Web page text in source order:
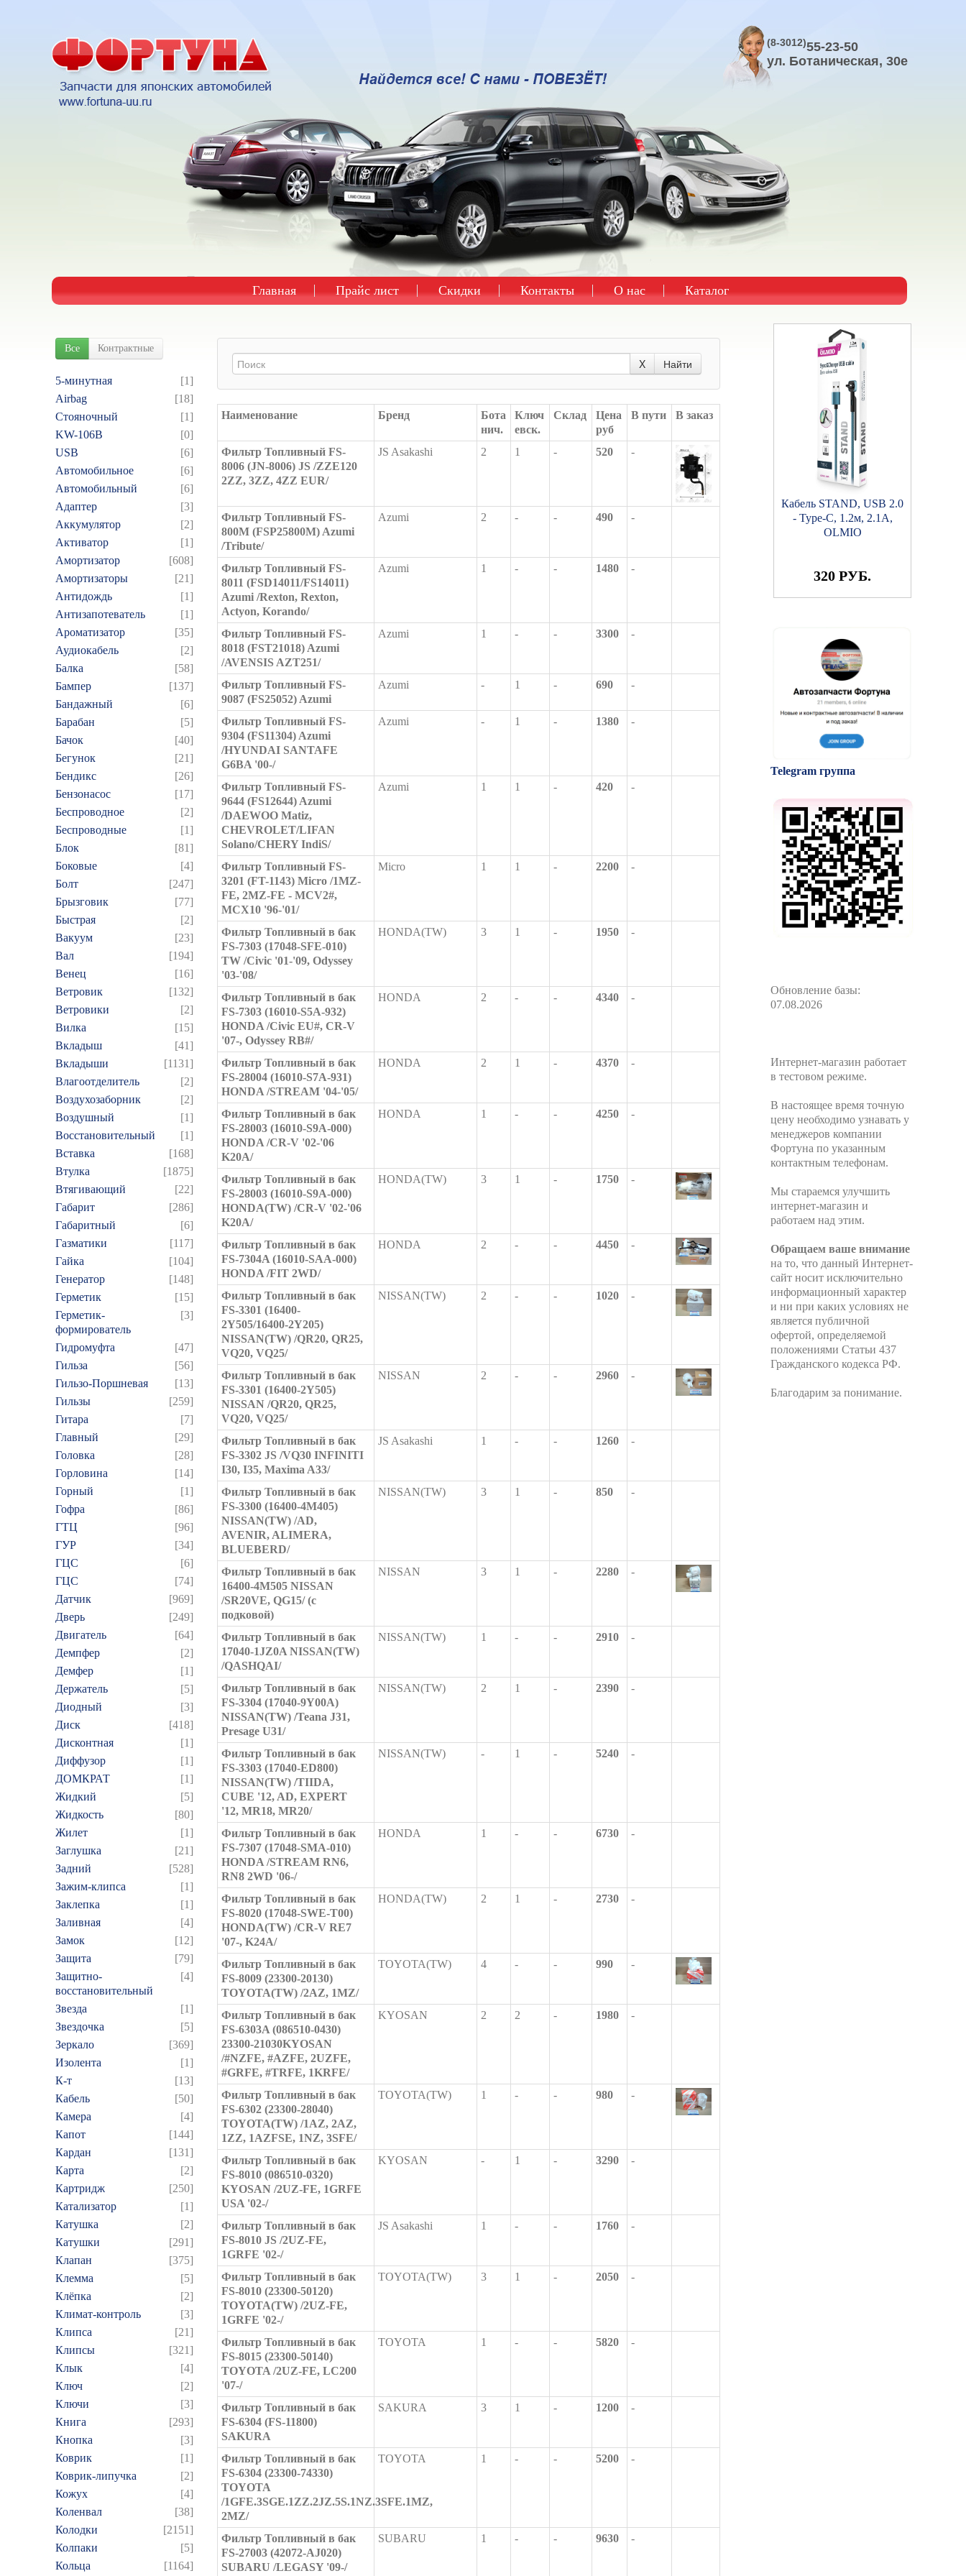
(8-3012)55-23-50
ул. Ботаническая, 30е
Главная Прайс лист Скидки Контакты О нас Каталог
Все Контрактные
5-минутная
[1]
Airbag
[18]
Cтояночный
[1]
KW-106B
[0]
USB
[6]
Автомобильное
[6]
Автомобильный
[6]
Адаптер
[3]
Аккумулятор
[2]
Активатор
[1]
Амортизатор
[608]
Амортизаторы
[21]
Антидождь
[1]
Антизапотеватель
[1]
Ароматизатор
[35]
Аудиокабель
[2]
Балка
[58]
Бампер
[137]
Бандажный
[6]
Барабан
[5]
Бачок
[40]
Бегунок
[21]
Бендикс
[26]
Бензонасос
[17]
Беспроводное
[2]
Беспроводные
[1]
Блок
[81]
Боковые
[4]
Болт
[247]
Брызговик
[77]
Быстрая
[2]
Вакуум
[23]
Вал
[194]
Венец
[16]
Ветровик
[132]
Ветровики
[2]
Вилка
[15]
Вкладыш
[41]
Вкладыши
[1131]
Влагоотделитель
[2]
Воздухозаборник
[2]
Воздушный
[1]
Восстановительный
[1]
Вставка
[168]
Втулка
[1875]
Втягивающий
[22]
Габарит
[286]
Габаритный
[6]
Газматики
[117]
Гайка
[104]
Генератор
[148]
Герметик
[15]
Герметик-
формирователь
[3]
Гидромуфта
[47]
Гильза
[56]
Гильзо-Поршневая
[13]
Гильзы
[259]
Гитара
[7]
Главный
[29]
Головка
[28]
Горловина
[14]
Горный
[1]
Гофра
[86]
ГТЦ
[96]
ГУР
[34]
ГЦC
[6]
ГЦС
[74]
Датчик
[969]
Дверь
[249]
Двигатель
[64]
Демпфер
[2]
Демфер
[1]
Держатель
[5]
Диодный
[3]
Диск
[418]
Дисконтная
[1]
Диффузор
[1]
ДОМКРАТ
[1]
Жидкий
[5]
Жидкость
[80]
Жилет
[1]
Заглушка
[21]
Задний
[528]
Зажим-клипса
[1]
Заклепка
[1]
Заливная
[4]
Замок
[12]
Защита
[79]
Защитно-
восстановительный
[4]
Звезда
[1]
Звездочка
[5]
Зеркало
[369]
Изолента
[1]
К-т
[13]
Кабель
[50]
Камера
[4]
Капот
[144]
Кардан
[131]
Карта
[2]
Картридж
[250]
Катализатор
[1]
Катушка
[2]
Катушки
[291]
Клапан
[375]
Клемма
[5]
Клёпка
[2]
Климат-контроль
[3]
Клипса
[21]
Клипсы
[321]
Клык
[4]
Ключ
[2]
Ключи
[3]
Книга
[293]
Кнопка
[3]
Коврик
[1]
Коврик-липучка
[2]
Кожух
[4]
Коленвал
[38]
Колодки
[2151]
Колпаки
[5]
Кольца
[1164]
X Найти
Наименование Бренд
Бота
нич.
Ключ
евск.
Склад
Цена
руб
В пути В заказ
Фильтр Топливный FS-
8006 (JN-8006) JS /ZZE120
2ZZ, 3ZZ, 4ZZ EUR/
JS Asakashi 2 1 - 520 -
Фильтр Топливный FS-
800M (FSP25800M) Azumi
/Tribute/
Azumi 2 - - 490 -
Фильтр Топливный FS-
8011 (FSD14011/FS14011)
Azumi /Rexton, Rexton,
Actyon, Korando/
Azumi 1 - - 1480 -
Фильтр Топливный FS-
8018 (FST21018) Azumi
/AVENSIS AZT251/
Azumi 1 - - 3300 -
Фильтр Топливный FS-
9087 (FS25052) Azumi
Azumi - 1 - 690 -
Фильтр Топливный FS-
9304 (FS11304) Azumi
/HYUNDAI SANTAFE
G6BA '00-/
Azumi - 1 - 1380 -
Фильтр Топливный FS-
9644 (FS12644) Azumi
/DAEWOO Matiz,
CHEVROLET/LIFAN
Solano/CHERY IndiS/
Azumi 1 1 - 420 -
Фильтр Топливный FS-
3201 (FT-1143) Micro /1MZ-
FE, 2MZ-FE - MCV2#,
MCX10 '96-'01/
Micro 1 1 - 2200 -
Фильтр Топливный в бак
FS-7303 (17048-SFE-010)
TW /Civic '01-'09, Odyssey
'03-'08/
HONDA(TW) 3 1 - 1950 -
Фильтр Топливный в бак
FS-7303 (16010-S5A-932)
HONDA /Civic EU#, CR-V
'07-, Odyssey RB#/
HONDA 2 - - 4340 -
Фильтр Топливный в бак
FS-28004 (16010-S7A-931)
HONDA /STREAM '04-'05/
HONDA 2 1 - 4370 -
Фильтр Топливный в бак
FS-28003 (16010-S9A-000)
HONDA /CR-V '02-'06
K20A/
HONDA 1 - - 4250 -
Фильтр Топливный в бак
FS-28003 (16010-S9A-000)
HONDA(TW) /CR-V '02-'06
K20A/
HONDA(TW) 3 1 - 1750 -
Фильтр Топливный в бак
FS-7304A (16010-SAA-000)
HONDA /FIT 2WD/
HONDA 2 - - 4450 -
Фильтр Топливный в бак
FS-3301 (16400-
2Y505/16400-2Y205)
NISSAN(TW) /QR20, QR25,
VQ20, VQ25/
NISSAN(TW) 2 - - 1020 -
Фильтр Топливный в бак
FS-3301 (16400-2Y505)
NISSAN /QR20, QR25,
VQ20, VQ25/
NISSAN 2 - - 2960 -
Фильтр Топливный в бак
FS-3302 JS /VQ30 INFINITI
I30, I35, Maxima A33/
JS Asakashi 1 - - 1260 -
Фильтр Топливный в бак
FS-3300 (16400-4M405)
NISSAN(TW) /AD,
AVENIR, ALIMERA,
BLUEBERD/
NISSAN(TW) 3 1 - 850 -
Фильтр Топливный в бак
16400-4M505 NISSAN
/SR20VE, QG15/ (с
подковой)
NISSAN 3 1 - 2280 -
Фильтр Топливный в бак
17040-1JZ0A NISSAN(TW)
/QASHQAI/
NISSAN(TW) 1 - - 2910 -
Фильтр Топливный в бак
FS-3304 (17040-9Y00A)
NISSAN(TW) /Teana J31,
Presage U31/
NISSAN(TW) 2 1 - 2390 -
Фильтр Топливный в бак
FS-3303 (17040-ED800)
NISSAN(TW) /TIIDA,
CUBE '12, AD, EXPERT
'12, MR18, MR20/
NISSAN(TW) - 1 - 5240 -
Фильтр Топливный в бак
FS-7307 (17048-SMA-010)
HONDA /STREAM RN6,
RN8 2WD '06-/
HONDA 1 - - 6730 -
Фильтр Топливный в бак
FS-8020 (17048-SWE-T00)
HONDA(TW) /CR-V RE7
'07-, K24A/
HONDA(TW) 2 1 - 2730 -
Фильтр Топливный в бак
FS-8009 (23300-20130)
TOYOTA(TW) /2AZ, 1MZ/
TOYOTA(TW) 4 - - 990 -
Фильтр Топливный в бак
FS-6303A (086510-0430)
23300-21030KYOSAN
/#NZFE, #AZFE, 2UZFE,
#GRFE, #TRFE, 1KRFE/
KYOSAN 2 2 - 1980 -
Фильтр Топливный в бак
FS-6302 (23300-28040)
TOYOTA(TW) /1AZ, 2AZ,
1ZZ, 1AZFSE, 1NZ, 3SFE/
TOYOTA(TW) 1 - - 980 -
Фильтр Топливный в бак
FS-8010 (086510-0320)
KYOSAN /2UZ-FE, 1GRFE
USA '02-/
KYOSAN - 1 - 3290 -
Фильтр Топливный в бак
FS-8010 JS /2UZ-FE,
1GRFE '02-/
JS Asakashi 1 - - 1760 -
Фильтр Топливный в бак
FS-8010 (23300-50120)
TOYOTA(TW) /2UZ-FE,
1GRFE '02-/
TOYOTA(TW) 3 1 - 2050 -
Фильтр Топливный в бак
FS-8015 (23300-50140)
TOYOTA /2UZ-FE, LC200
'07-/
TOYOTA 1 - - 5820 -
Фильтр Топливный в бак
FS-6304 (FS-11800)
SAKURA
SAKURA 3 1 - 1200 -
Фильтр Топливный в бак
FS-6304 (23300-74330)
TOYOTA
/1GFE.3SGE.1ZZ.2JZ.5S.1NZ.3SFE.1MZ,
2MZ/
TOYOTA 1 - - 5200 -
Фильтр Топливный в бак
FS-27003 (42072-AJ020)
SUBARU /LEGASY '09-/
SUBARU 1 - - 9630 -
Кабель STAND, USB 2.0
- Type-C, 1.2м, 2.1A,
OLMIO
320 РУБ.
Telegram группа
Обновление базы:
07.08.2026
Интернет-магазин работает
в тестовом режиме.
В настоящее время точную
цену необходимо узнавать у
менеджеров компании
Фортуна по указанным
контактным телефонам.
Мы стараемся улучшить
интернет-магазин и
работаем над этим.
Обращаем ваше внимание
на то, что данный Интернет-
сайт носит исключительно
информационный характер
и ни при каких условиях не
является публичной
офертой, определяемой
положениями Статьи 437
Гражданского кодекса РФ.
Благодарим за понимание.